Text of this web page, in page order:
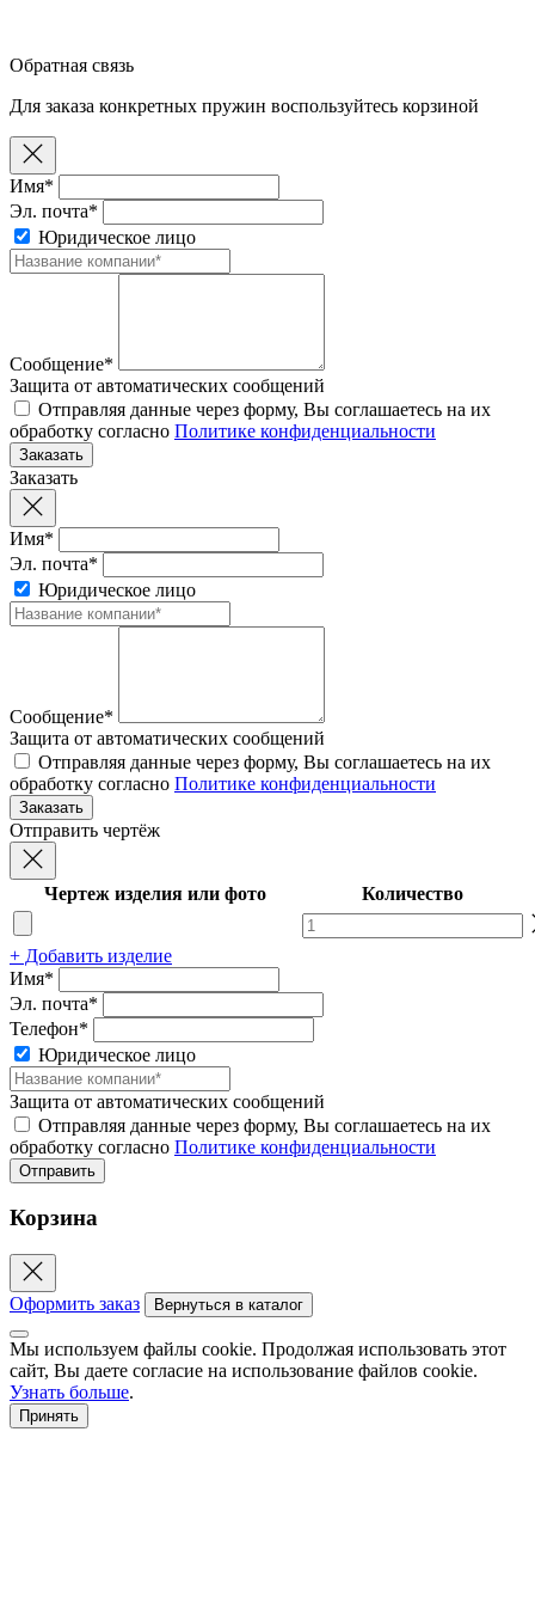
Обратная связь
Для заказа конкретных пружин воспользуйтесь корзиной
Имя*
Эл. почта*
Юридическое лицо
Сообщение*
Защита от автоматических сообщений
Отправляя данные через форму, Вы соглашаетесь на их
обработку согласно Политике конфиденциальности
Заказать
Имя*
Эл. почта*
Юридическое лицо
Сообщение*
Защита от автоматических сообщений
Отправляя данные через форму, Вы соглашаетесь на их
обработку согласно Политике конфиденциальности
Отправить чертёж
Чертеж изделия или фото Количество
+ Добавить изделие
Имя*
Эл. почта*
Телефон*
Юридическое лицо
Защита от автоматических сообщений
Отправляя данные через форму, Вы соглашаетесь на их
обработку согласно Политике конфиденциальности
Корзина
Оформить заказ Вернуться в каталог
Мы используем файлы cookie. Продолжая использовать этот
сайт, Вы даете согласие на использование файлов cookie.
Узнать больше.
Принять